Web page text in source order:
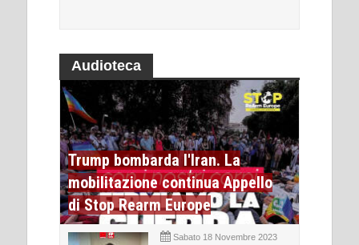
Audioteca
Trump bombarda l'Iran. La
mobilitazione continua Appello
di Stop Rearm Europe
Sabato 18 Novembre 2023